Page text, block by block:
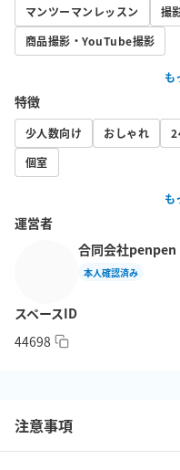
・​バランスボール
・ミニボール
・ヨガマット
・ゴムチューブ
・ベルト（S/M/L）
・パワーグリップ
・アブローラー
・アンクルストラップ
・プッシュアップバー
・アームブラスター
【その他】
・無料Wi-Fi
・充電器
マンツーマンレッスン 撮
商品撮影・YouTube撮影
も
特徴
少人数向け おしゃれ
個室
も
運営者
合同会社penpen
本人確認済み
スペースID
44698
注意事項